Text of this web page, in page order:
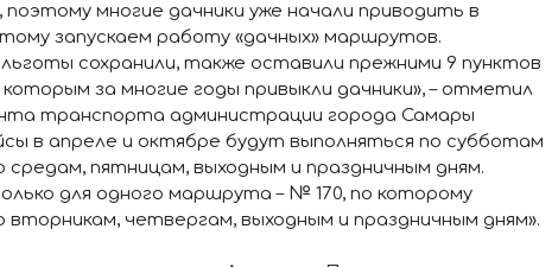
поэтому многие дачники уже начали приводить в
запускаем работу «дачных» маршрутов.
сохранили, также оставили прежними 9 пунктов
за многие годы привыкли дачники», – отметил
транспорта администрации города Самары
в апреле и октябре будут выполняться по субботам
средам, пятницам, выходным и праздничным дням.
для одного маршрута – № 170, по которому
четвергам, выходным и праздничным дням».